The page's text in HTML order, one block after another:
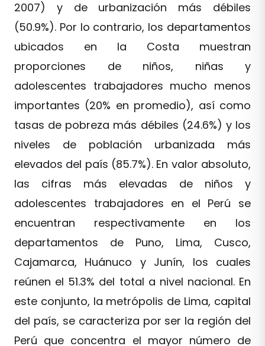
2007) y de urbanización más débiles
(50.9%). Por lo contrario, los departamentos
ubicados en la Costa muestran
proporciones de niños, niñas y
adolescentes trabajadores mucho menos
importantes (20% en promedio), así como
tasas de pobreza más débiles (24.6%) y los
niveles de población urbanizada más
elevados del país (85.7%). En valor absoluto,
las cifras más elevadas de niños y
adolescentes trabajadores en el Perú se
encuentran respectivamente en los
departamentos de Puno, Lima, Cusco,
Cajamarca, Huánuco y Junín, los cuales
reúnen el 51.3% del total a nivel nacional. En
este conjunto, la metrópolis de Lima, capital
del país, se caracteriza por ser la región del
Perú que concentra el mayor número de